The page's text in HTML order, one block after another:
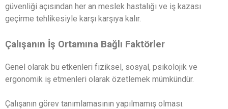
güvenliği açısından her an meslek hastalığı ve iş kazası
geçirme tehlikesiyle karşı karşıya kalır.
Çalışanın İş Ortamına Bağlı Faktörler
Genel olarak bu etkenleri fiziksel, sosyal, psikolojik ve
ergonomik iş etmenleri olarak özetlemek mümkündür.
Çalışanın görev tanımlamasının yapılmamış olması.